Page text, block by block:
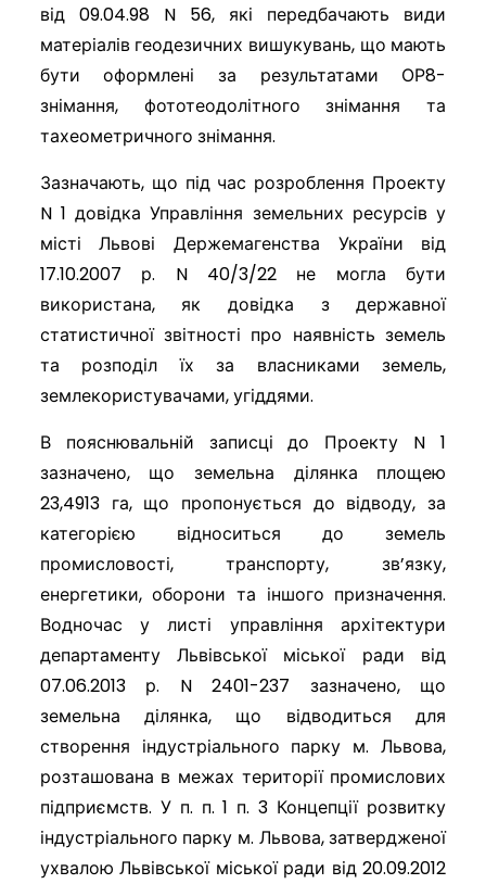
від 09.04.98 N 56, які передбачають види
матеріалів геодезичних вишукувань, що мають
бути оформлені за результатами ОР8-
знімання, фототеодолітного знімання та
тахеометричного знімання.
Зазначають, що під час розроблення Проекту
N 1 довідка Управління земельних ресурсів у
місті Львові Держемагенства України від
17.10.2007 р. N 40/3/22 не могла бути
використана, як довідка з державної
статистичної звітності про наявність земель
та розподіл їх за власниками земель,
землекористувачами, угіддями.
В пояснювальній записці до Проекту N 1
зазначено, що земельна ділянка площею
23,4913 га, що пропонується до відводу, за
категорією відноситься до земель
промисловості, транспорту, зв’язку,
енергетики, оборони та іншого призначення.
Водночас у листі управління архітектури
департаменту Львівської міської ради від
07.06.2013 р. N 2401-237 зазначено, що
земельна ділянка, що відводиться для
створення індустріального парку м. Львова,
розташована в межах території промислових
підприємств. У п. п. 1 п. 3 Концепції розвитку
індустріального парку м. Львова, затвердженої
ухвалою Львівської міської ради від 20.09.2012